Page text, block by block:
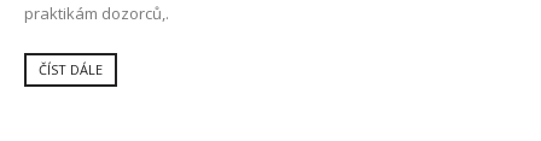
praktikám dozorců,.
ČÍST DÁLE